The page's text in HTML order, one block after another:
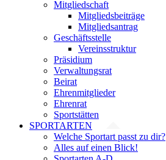
Mitgliedschaft
Mitgliedsbeiträge
Mitgliedsantrag
Geschäftsstelle
Vereinsstruktur
Präsidium
Verwaltungsrat
Beirat
Ehrenmitglieder
Ehrenrat
Sportstätten
SPORTARTEN
Welche Sportart passt zu dir?
Alles auf einen Blick!